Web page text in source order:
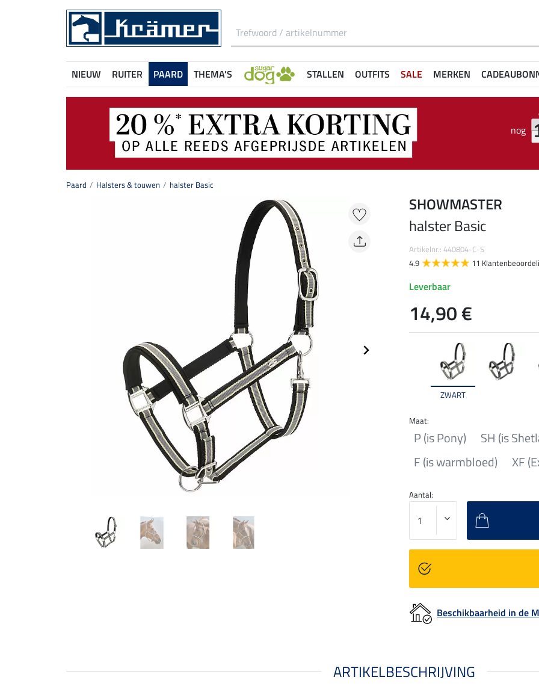
NIEUW RUITER PAARD THEMA'S STALLEN OUTFITS SALE MERKEN
nog
Paard Halsters & touwen halster Basic
ZWART
Maat:
P (is Pony) SH (is
F (is warmbloed)
XF
SHOWMASTER
halster Basic
Artikelnr.: 440804-C-S
4.9
11
Leverbaar
14,90 €
Aantal:
Beschikbaarheid in de
ARTIKELBESCHRIJVING